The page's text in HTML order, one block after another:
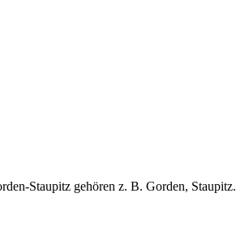
Staupitz gehören z. B. Gorden, Staupitz.